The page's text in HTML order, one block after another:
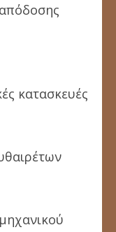
κατασκευές